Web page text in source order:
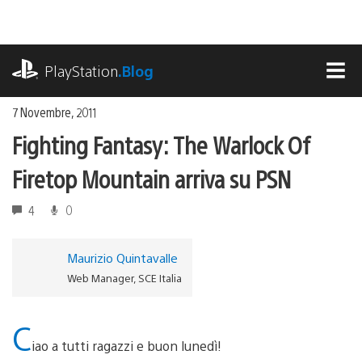
contenuto
PlayStation.Blog
7 Novembre, 2011
Fighting Fantasy: The Warlock Of
Firetop Mountain arriva su PSN
4 0
Maurizio Quintavalle
Web Manager, SCE Italia
Ciao a tutti ragazzi e buon lunedì!